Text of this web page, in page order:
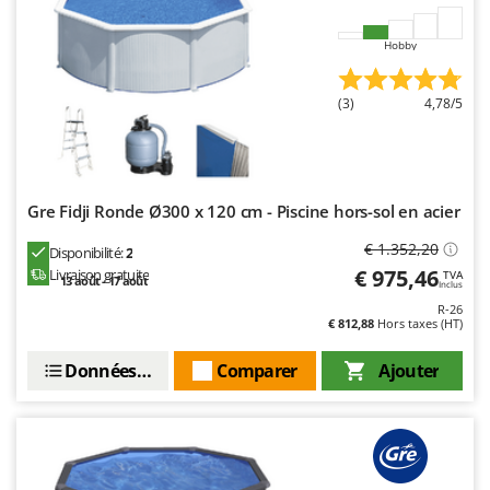
Seven Italy
Silky
Simatech
Sirman
Skil
Smartwood
Snapper
Spiralmac
Stanley
Hobby
(3) 4,78/5
Gre Fidji Ronde Ø300 x 120 cm - Piscine hors-sol en acier
Disponibilité:2
Livraison gratuite
13 août - 17 août
€ 1.352,20
€ 975,46 TVA
Inclus
R-26
€ 812,88 Hors taxes (HT)
Ajouter
Comparer
Données techniques